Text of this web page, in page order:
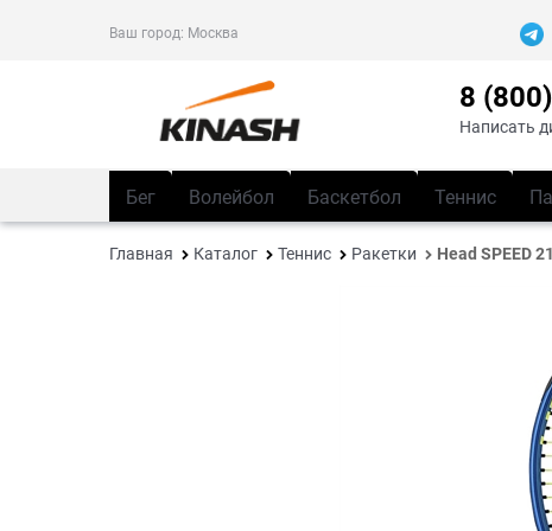
Ваш город: Москва
8
Написать
Бег Волейбол Баскетбол Теннис
Главная Каталог Теннис Ракетки Head SPEED